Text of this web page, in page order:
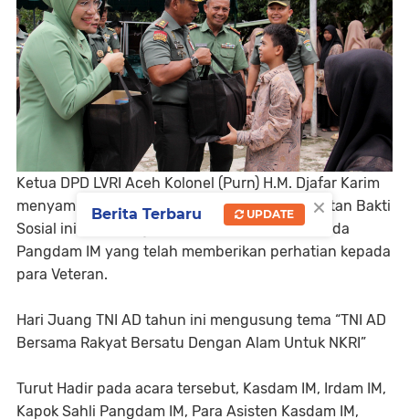
Ketua DPD LVRI Aceh Kolonel (Purn) H.M. Djafar Karim
menyambut baik atas penyelenggaraan kegiatan Bakti
Sosial ini dan mengucapkan terima kasih kepada
Pangdam IM yang telah memberikan perhatian kepada
para Veteran.
Hari Juang TNI AD tahun ini mengusung tema “TNI AD
Bersama Rakyat Bersatu Dengan Alam Untuk NKRI”
Turut Hadir pada acara tersebut, Kasdam IM, Irdam IM,
Kapok Sahli Pangdam IM, Para Asisten Kasdam IM,
×
Berita Terbaru UPDATE